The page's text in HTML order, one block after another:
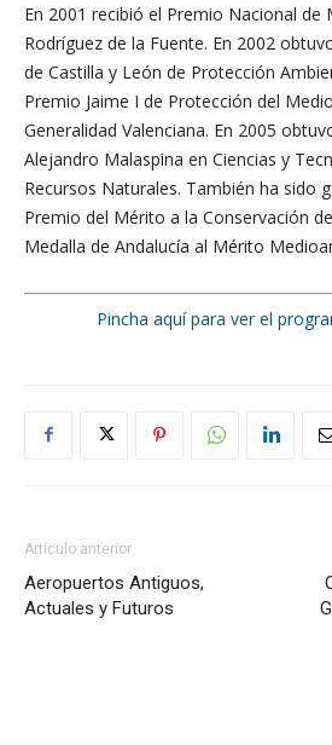
En 2001 recibió el Premio Nacional de
Rodríguez de la Fuente. En 2002
de Castilla y León de Protección
Premio Jaime I de Protección del
Generalidad Valenciana. En 2005
Alejandro Malaspina en Ciencias y
Recursos Naturales. También ha sido
Premio del Mérito a la Conservación
Medalla de Andalucía al Mérito
Pincha aquí para ver el
Artículo anterior
Aeropuertos Antiguos,
Actuales y Futuros